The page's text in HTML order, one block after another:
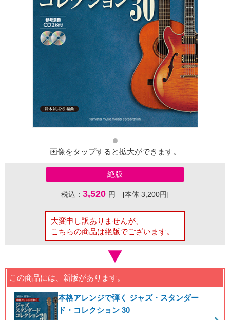
画像をタップすると拡大ができます。
絶版
税込： 3,520 円 [本体 3,200円]
大変申し訳ありませんが、
こちらの商品は絶版でございます。
この商品には、新版があります。
本格アレンジで弾く ジャズ・スタンダー
ド・コレクション 30